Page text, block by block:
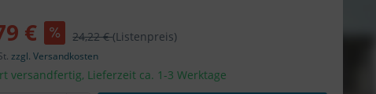
€ 24,22 €(Listenpreis)
zzgl. Versandkosten
versandfertig, Lieferzeit ca. 1-3 Werktage